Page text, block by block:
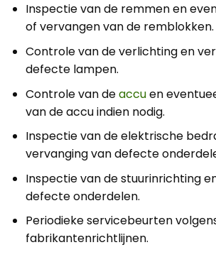
Inspectie van de remmen en
of vervangen van de remblokken.
Controle van de verlichting en
defecte lampen.
Controle van deaccuen
van de accu indien nodig.
Inspectie van de elektrische
vervanging van defecte
Inspectie van de stuurinrichting
defecte onderdelen.
Periodieke servicebeurten
fabrikantenrichtlijnen.